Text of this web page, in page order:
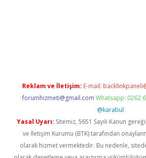
Reklam ve İletişim: E-mail:
forumhizmeti@gmail.com Whatsapp: 0262
@karabul
Yasal Uyarı: Sitemiz, 5651 Sayılı Kanun
ve İletişim Kurumu (BTK) tarafından
olarak hizmet vermektedir. Bu nedenle,